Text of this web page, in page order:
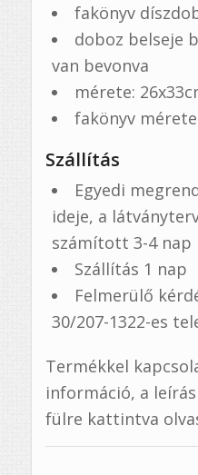
fakönyv
doboz belseje
van bevonva
mérete:
fakönyv
Szállítás
Egyedi
ideje, a
számított 3-4 nap
Szállítás 1 nap
Felmerülő
30/207-1322-es
Termékkel
információ, a
fülre kattintva